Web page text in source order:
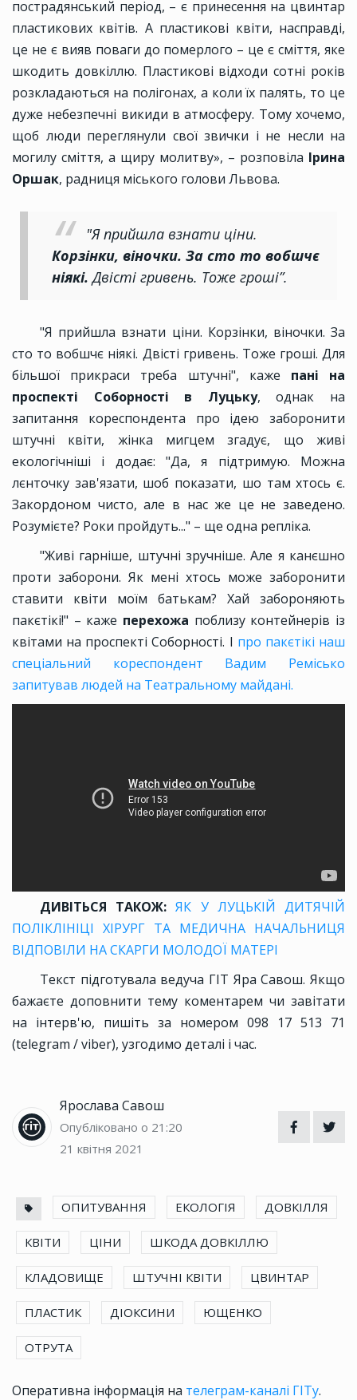
пострадянський період, – є принесення на цвинтар
пластикових квітів. А пластикові квіти, насправді,
це не є вияв поваги до померлого – це є сміття, яке
шкодить довкіллю. Пластикові відходи сотні років
розкладаються на полігонах, а коли їх палять, то це
дуже небезпечні викиди в атмосферу. Тому хочемо,
щоб люди переглянули свої звички і не несли на
могилу сміття, а щиру молитву», – розповіла Ірина
Оршак, радниця міського голови Львова.
"Я прийшла взнати ціни.
Корзінки, віночки. За сто то вобшчє
ніякі. Двісті гривень. Тоже гроші”.
"Я прийшла взнати ціни. Корзінки, віночки. За
сто то вобшчє ніякі. Двісті гривень. Тоже гроші. Для
більшої прикраси треба штучні", каже пані на
проспекті Соборності в Луцьку, однак на
запитання кореспондента про ідею заборонити
штучні квіти, жінка мигцем згадує, що живі
екологічніші і додає: "Да, я підтримую. Можна
лєнточку зав'язати, шоб показати, шо там хтось є.
Закордоном чисто, але в нас же це не заведено.
Розумієте? Роки пройдуть..." – ще одна репліка.
"Живі гарніше, штучні зручніше. Але я канєшно
проти заборони. Як мені хтось може заборонити
ставити квіти моїм батькам? Хай забороняють
пакєтікі!" – каже перехожа поблизу контейнерів із
квітами на проспекті Соборності. І про пакєтікі наш
спеціальний кореспондент Вадим Ремісько
запитував людей на Театральному майдані.
ДИВІТЬСЯ ТАКОЖ: ЯК У ЛУЦЬКІЙ ДИТЯЧІЙ
ПОЛІКЛІНІЦІ ХІРУРГ ТА МЕДИЧНА НАЧАЛЬНИЦЯ
ВІДПОВІЛИ НА СКАРГИ МОЛОДОЇ МАТЕРІ
Текст підготувала ведуча ГІТ Яра Савош. Якщо
бажаєте доповнити тему коментарем чи завітати
на інтерв'ю, пишіть за номером 098 17 513 71
(telegram / viber), узгодимо деталі і час.
Ярослава Савош
Опубліковано о 21:20
21 квітня 2021
ОПИТУВАННЯ ЕКОЛОГІЯ ДОВКІЛЛЯ
КВІТИ ЦІНИ ШКОДА ДОВКІЛЛЮ
КЛАДОВИЩЕ ШТУЧНІ КВІТИ ЦВИНТАР
ПЛАСТИК ДІОКСИНИ ЮЩЕНКО
ОТРУТА
Оперативна інформація на телеграм-каналі ГІТу.